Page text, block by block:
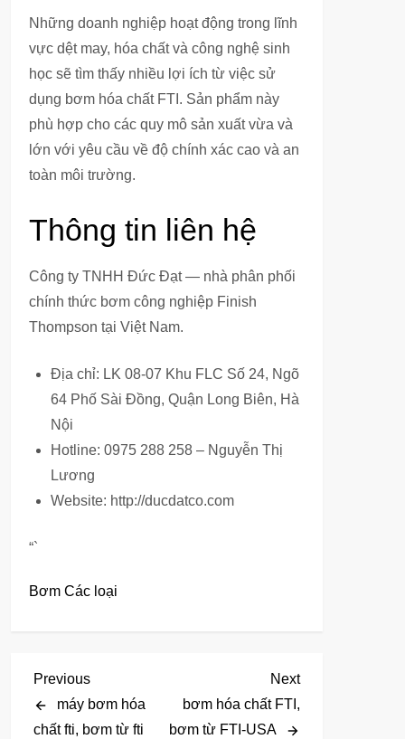
Những doanh nghiệp hoạt động trong lĩnh
vực dệt may, hóa chất và công nghệ sinh
học sẽ tìm thấy nhiều lợi ích từ việc sử
dụng bơm hóa chất FTI. Sản phẩm này
phù hợp cho các quy mô sản xuất vừa và
lớn với yêu cầu về độ chính xác cao và an
toàn môi trường.
Thông tin liên hệ
Công ty TNHH Đức Đạt — nhà phân phối
chính thức bơm công nghiệp Finish
Thompson tại Việt Nam.
Địa chỉ: LK 08-07 Khu FLC Số 24, Ngõ
64 Phố Sài Đồng, Quận Long Biên, Hà
Nội
Hotline: 0975 288 258 – Nguyễn Thị
Lương
Website: http://ducdatco.com
“`
Bơm Các loại
Đ
i
Previous
Post
Previous
máy bơm hóa
chất fti, bơm từ fti
Next
Next
bơm hóa chất FTI,
bơm từ FTI-USA